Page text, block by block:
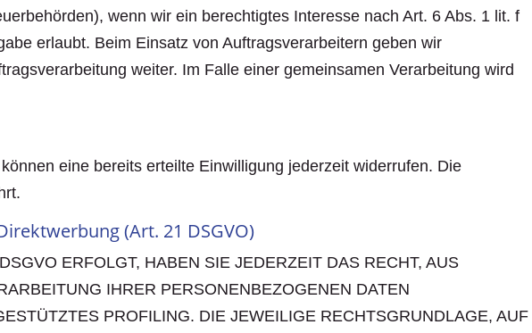
wenn wir ein berechtigtes Interesse nach Art. 6 Abs. 1 lit. f
erlaubt. Beim Einsatz von Auftragsverarbeitern geben wir
weiter. Im Falle einer gemeinsamen Verarbeitung wird
eine bereits erteilte Einwilligung jederzeit widerrufen. Die
(Art. 21 DSGVO)
ERFOLGT, HABEN SIE JEDERZEIT DAS RECHT, AUS
IHRER PERSONENBEZOGENEN DATEN
PROFILING. DIE JEWEILIGE RECHTSGRUNDLAGE, AUF